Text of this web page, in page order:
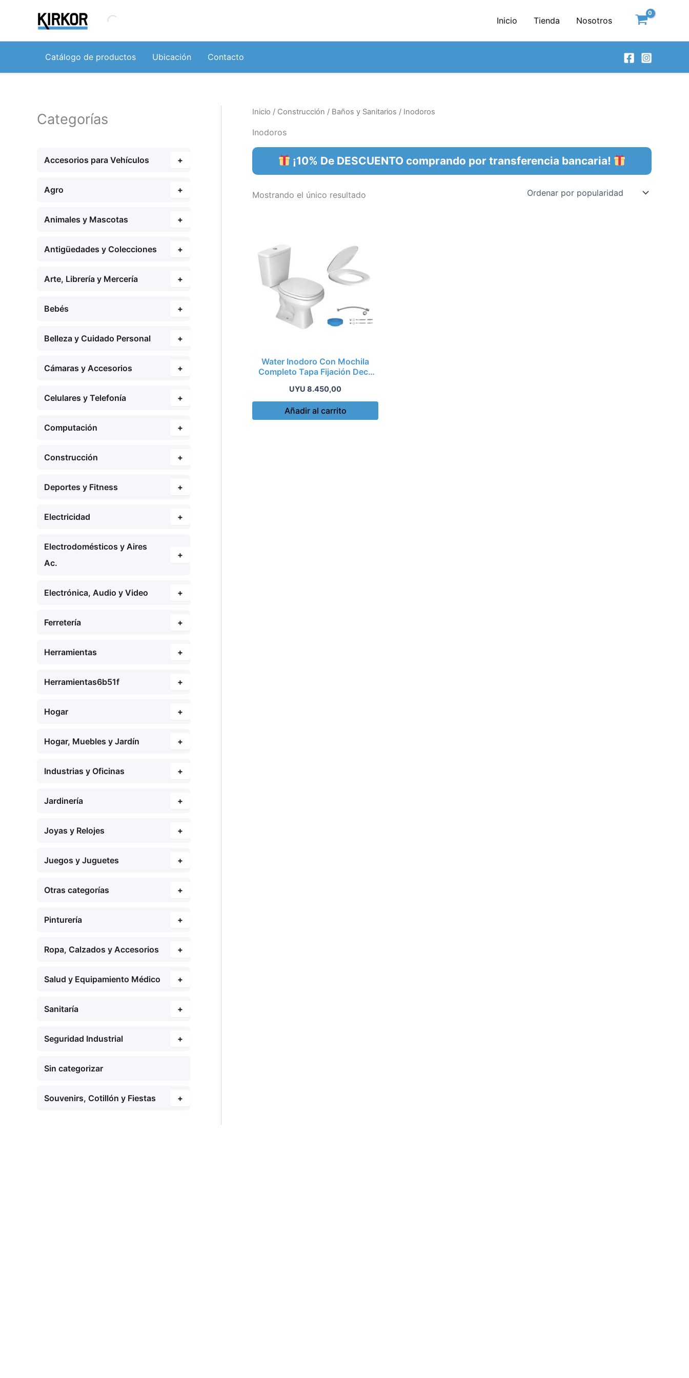
contenido
Inicio Tienda Nosotros
Catálogo de productos Ubicación Contacto
Categorías
Accesorios para Vehículos +
Agro +
Animales y Mascotas +
Antigüedades y Colecciones +
Arte, Librería y Mercería +
Bebés +
Belleza y Cuidado Personal +
Cámaras y Accesorios +
Celulares y Telefonía +
Computación +
Construcción +
Deportes y Fitness +
Electricidad +
Electrodomésticos y Aires
Ac.
+
Electrónica, Audio y Video +
Ferretería +
Herramientas +
Herramientas6b51f +
Hogar +
Hogar, Muebles y Jardín +
Industrias y Oficinas +
Jardinería +
Joyas y Relojes +
Juegos y Juguetes +
Otras categorías +
Pinturería +
Ropa, Calzados y Accesorios +
Salud y Equipamiento Médico +
Sanitaría +
Seguridad Industrial +
Sin categorizar
Souvenirs, Cotillón y Fiestas +
Inicio / Construcción / Baños y Sanitarios / Inodoros
Inodoros
¡10% De DESCUENTO comprando por transferencia bancaria!
Mostrando el único resultado
Water Inodoro Con Mochila
Completo Tapa Fijación Deca
UYU 8.450,00
Añadir al carrito